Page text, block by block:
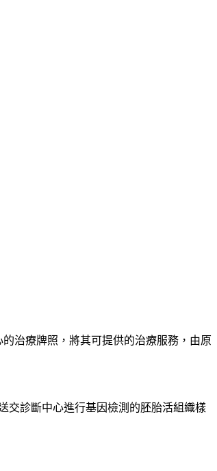
治療牌照，將其可提供的治療服務，由原
交診斷中心進行基因檢測的胚胎活組織樣